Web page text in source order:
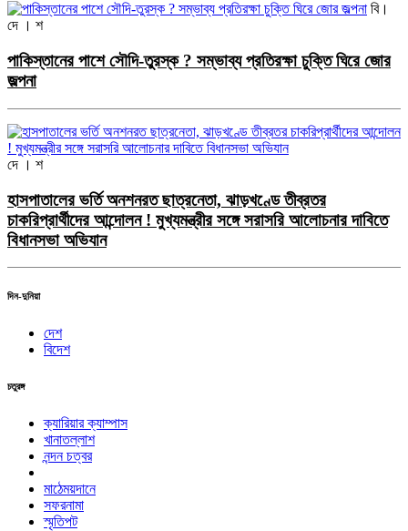
বি।
দে । শ
পাকিস্তানের পাশে সৌদি-তুরস্ক ? সম্ভাব্য প্রতিরক্ষা চুক্তি ঘিরে জোর
জল্পনা
দে । শ
হাসপাতালের ভর্তি অনশনরত ছাত্রনেতা, ঝাড়খণ্ডে তীব্রতর
চাকরিপ্রার্থীদের আন্দোলন ! মুখ্যমন্ত্রীর সঙ্গে সরাসরি আলোচনার দাবিতে
বিধানসভা অভিযান
দিন-দুনিয়া
দেশ
বিদেশ
চতুরঙ্গ
ক্যারিয়ার ক্যাম্পাস
খানাতল্লাশ
নন্দন চত্বর
মাঠেময়দানে
সফরনামা
স্মৃতিপট